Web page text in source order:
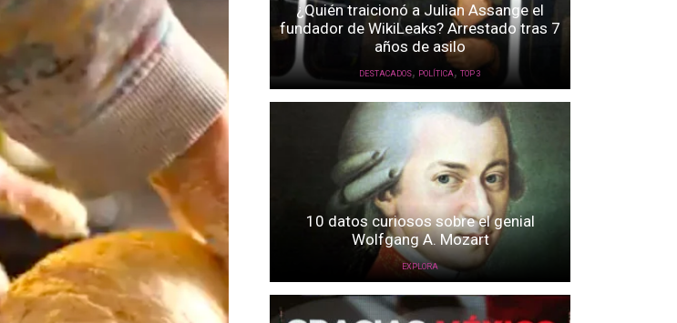
¿Quién traicionó a Julian Assange el
fundador de WikiLeaks? Arrestado tras 7
años de asilo
DESTACADOS, POLÍTICA,TOP 3
10 datos curiosos sobre el genial
Wolfgang A. Mozart
EXPLORA